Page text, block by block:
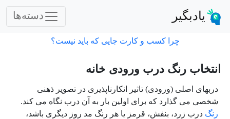
یادبگیر دسته‌ها
چرا کسب و کارت جایی که باید نیست؟
انتخاب رنگ درب ورودی خانه
دربهای اصلی (ورودی) تاثیر انکارناپذیری در تصویر ذهنی
شخصی می گذارد که برای اولین بار به آن درب نگاه می کند.
رنگ درب زرد، بنفش، قرمز یا هر رنگ مد روز دیگری باشد،